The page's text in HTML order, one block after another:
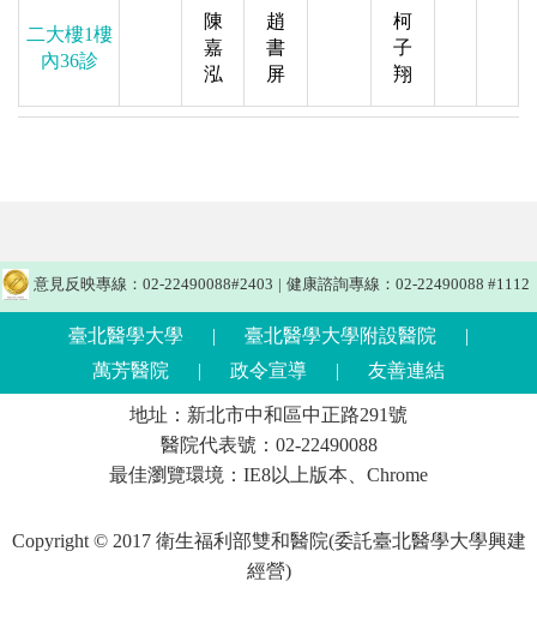
二大樓1樓
內36診
陳
嘉
泓
趙
書
屏
柯
子
翔
意見反映專線：02-22490088#2403 | 健康諮詢專線：02-22490088 #1112
臺北醫學大學 | 臺北醫學大學附設醫院
|
萬芳醫院
| 政令宣導 | 友善連結
地址：新北市中和區中正路291號
醫院代表號：02-22490088
最佳瀏覽環境：IE8以上版本、Chrome
Copyright © 2017 衛生福利部雙和醫院(委託臺北醫學大學興建
經營)